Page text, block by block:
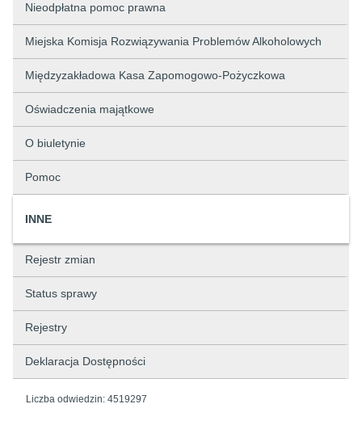
Nieodpłatna pomoc prawna
Miejska Komisja Rozwiązywania Problemów Alkoholowych
Międzyzakładowa Kasa Zapomogowo-Pożyczkowa
Oświadczenia majątkowe
O biuletynie
Pomoc
INNE
Rejestr zmian
Status sprawy
Rejestry
Deklaracja Dostępności
Liczba odwiedzin: 4519297